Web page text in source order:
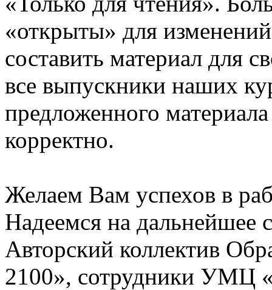
«открыты» для
составить материал для
все выпускники наших
предложенного
корректно.
Желаем Вам успехов в
Надеемся на дальнейшее
Авторский коллектив
2100», сотрудники УМЦ